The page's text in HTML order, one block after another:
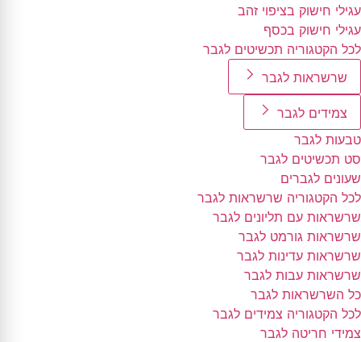
עגילי חישוק בציפוי זהב
עגילי חישוק בכסף
לכל הקטגוריה תכשיטים לגבר
שרשראות לגבר
צמידים לגבר
טבעות לגבר
סט תכשיטים לגבר
שעונים לגברים
לכל הקטגוריה שרשראות לגבר
שרשראות עם תליונים לגבר
שרשראות גורמט לגבר
שרשראות עדינות לגבר
שרשראות עבות לגבר
כל השרשראות לגבר
לכל הקטגוריה צמידים לגבר
צמידי חריטה לגבר